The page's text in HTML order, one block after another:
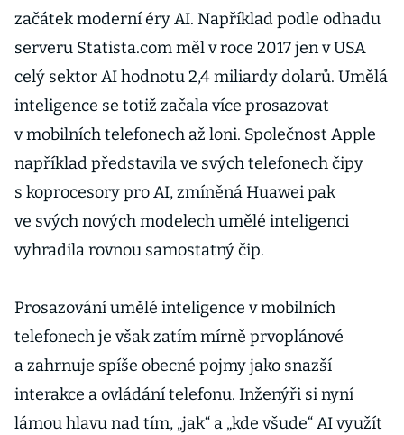
začátek moderní éry AI. Například podle odhadu
serveru Statista.com měl v roce 2017 jen v USA
celý sektor AI hodnotu 2,4 miliardy dolarů. Umělá
inteligence se totiž začala více prosazovat
v mobilních telefonech až loni. Společnost Apple
například představila ve svých telefonech čipy
s koprocesory pro AI, zmíněná Huawei pak
ve svých nových modelech umělé inteligenci
vyhradila rovnou samostatný čip.
Prosazování umělé inteligence v mobilních
telefonech je však zatím mírně prvoplánové
a zahrnuje spíše obecné pojmy jako snazší
interakce a ovládání telefonu. Inženýři si nyní
lámou hlavu nad tím, „jak“ a „kde všude“ AI využít